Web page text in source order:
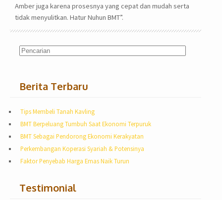
Amber juga karena prosesnya yang cepat dan mudah serta
tidak menyulitkan. Hatur Nuhun BMT”.
Berita Terbaru
Tips Membeli Tanah Kavling
BMT Berpeluang Tumbuh Saat Ekonomi Terpuruk
BMT Sebagai Pendorong Ekonomi Kerakyatan
Perkembangan Koperasi Syariah & Potensinya
Faktor Penyebab Harga Emas Naik Turun
Testimonial